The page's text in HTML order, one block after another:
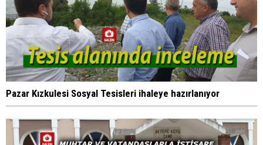
Pazar Kızkulesi Sosyal Tesisleri ihaleye hazırlanıyor